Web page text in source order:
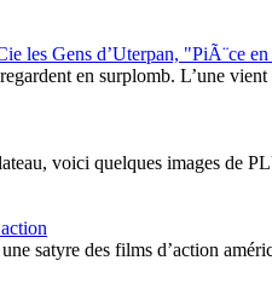
les Gens d’Uterpan, "PiÃ¨ce
en surplomb. L’une
voici quelques images de
satyre des films d’action